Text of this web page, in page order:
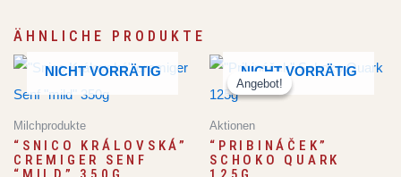
ÄHNLICHE PRODUKTE
NICHT VORRÄTIG
Milchprodukte
“SNICO KRÁLOVSKÁ”
CREMIGER SENF
Angebot!
NICHT VORRÄTIG
Angebot!
Aktionen
“PRIBINÁČEK”
SCHOKO QUARK
Ursprünglicher
Preis
war:
Aktueller
Preis